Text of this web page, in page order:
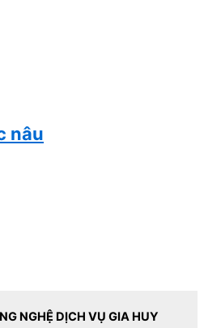
nâu
NGHỆ DỊCH VỤ GIA HUY